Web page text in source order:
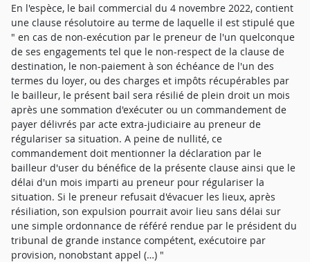
En l'espèce, le bail commercial du 4 novembre 2022, contient
une clause résolutoire au terme de laquelle il est stipulé que
" en cas de non-exécution par le preneur de l'un quelconque
de ses engagements tel que le non-respect de la clause de
destination, le non-paiement à son échéance de l'un des
termes du loyer, ou des charges et impôts récupérables par
le bailleur, le présent bail sera résilié de plein droit un mois
après une sommation d'exécuter ou un commandement de
payer délivrés par acte extra-judiciaire au preneur de
régulariser sa situation. A peine de nullité, ce
commandement doit mentionner la déclaration par le
bailleur d'user du bénéfice de la présente clause ainsi que le
délai d'un mois imparti au preneur pour régulariser la
situation. Si le preneur refusait d'évacuer les lieux, après
résiliation, son expulsion pourrait avoir lieu sans délai sur
une simple ordonnance de référé rendue par le président du
tribunal de grande instance compétent, exécutoire par
provision, nonobstant appel (…) "